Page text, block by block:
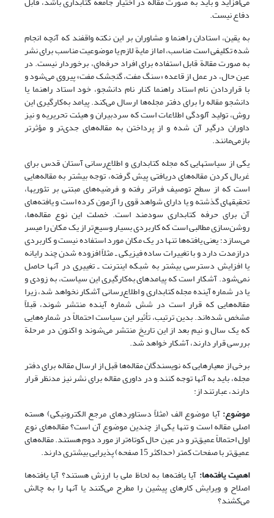
دفاع نیست.
به یقین، استادان راهنما و مشاوران بر این نکته واقفند که آنچه انجام
شده تکلیفی است مناسب، اما از مایة لازم یا موضوعیت مناسب برای نشر
به صورت مقالة قابل استفاده برای افراد حرفه‌ای، برخوردار نیست. در
عین حال، در عمل از قاعده «سنگ مفت، گنجشک مفت» پیروی می‌شود و
با قراردادن نام استاد راهنما کنار نام دانشجو، خود استاد راهنما یا
دانشجو مقاله را برای دفتر مجله‌ها ارسال می‌کند. پیامد به‌کارگیری این
روش، تولید آلودگی اطلاعات است که سردبیران و هیئت تحریریه و نیز
داوران درگیر آن شده‌ و از پرداختن به مقاله‌های جدی‌تر و مؤثرتر
بازمی‌‌مانند.
یکی از سیاستهایی که مجله کتابداری و اطلاع‌رسانی آستان قدس برای
غربال کردن مقاله‌های دریافتی پیش گرفته، توجه بیشتر به مقاله‌هایی
است که از سطح توصیف فراتر رفته و فرضیه‌های مبتنی بر تئوریها،
تحقیقهای گذشته و یا دارای شواهد قوی را آزمون کرده است و یافته‌های
آن برای حرفه کتابداری سودمند است. خصلت این نوع مقاله‌ها،
روشن‌سازی مطالبی است که کاربردی بسیار وسیع‌تر از یک مکان را میسر
می‌سازد؛ یعنی یافته‌ها تنها در یک مکان مورد استفاده نیست و کاربردی
درازمدت‌ دارد و با تغییرات ساده فیزیکی ـ مثلاً افزوده شدن چند رایانه
یا افزایش دسترسی بیشتر به شبکه اینترنت ـ تغییری در آنها حاصل
نمی‌شود. آشکار است که پیامدهای به‌کارگیری این سیاست، به زودی و
یا در شماره آینده مجله کتابداری و اطلاع‌رسانی آشکار نخواهد شد، زیرا
مقاله‌هایی که قرار است در شش شماره آینده منتشر شوند، قبلاً
مشخص شده‌اند. بدین ترتیب، تأثیر این سیاست احتمالاً در شماره‌هایی
که یک سال و نیم بعد از این تاریخ منتشر می‌شوند و اکنون در مرحلة
بررسی قرار دارند، آشکار خواهد شد.
برخی از معیارهایی که نویسندگان مقاله‌ها قبل از ارسال مقاله برای دفتر
مجله، باید به آنها توجه کنند و در داوری مقاله برای نشر نیز مدنظر قرار
دارند، عبارتند از:
موضوع:آیا موضوع الف (مثلاً دستاوردهای مرجع الکترونیکی) هسته
اصلی مقاله است و تنها یکی از چندین موضوع آن است؟ مقاله‌های نوع
اول احتمالاً عمیق‌تر و در عین حال کوتاه‌تر از مورد دوم هستند. مقاله‌های
عمیق‌تر با صفحات کمتر (حداکثر 15 صفحه) پذیرایی بیشتری دارند.
اهمیت یافته‌ها: آیا یافته‌ها به لحاظ ملی با ارزش هستند؟ آیا یافته‌ها
اصلاح و ویرایش کارهای پیشین را مطرح می‌کنند یا آنها را به چالش
می‌کشند؟